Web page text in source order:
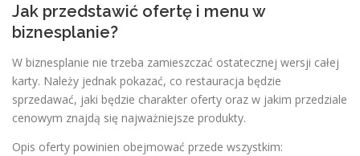
Jak przedstawić ofertę i menu w
biznesplanie?
W biznesplanie nie trzeba zamieszczać ostatecznej wersji całej
karty. Należy jednak pokazać, co restauracja będzie
sprzedawać, jaki będzie charakter oferty oraz w jakim przedziale
cenowym znajdą się najważniejsze produkty.
Opis oferty powinien obejmować przede wszystkim: